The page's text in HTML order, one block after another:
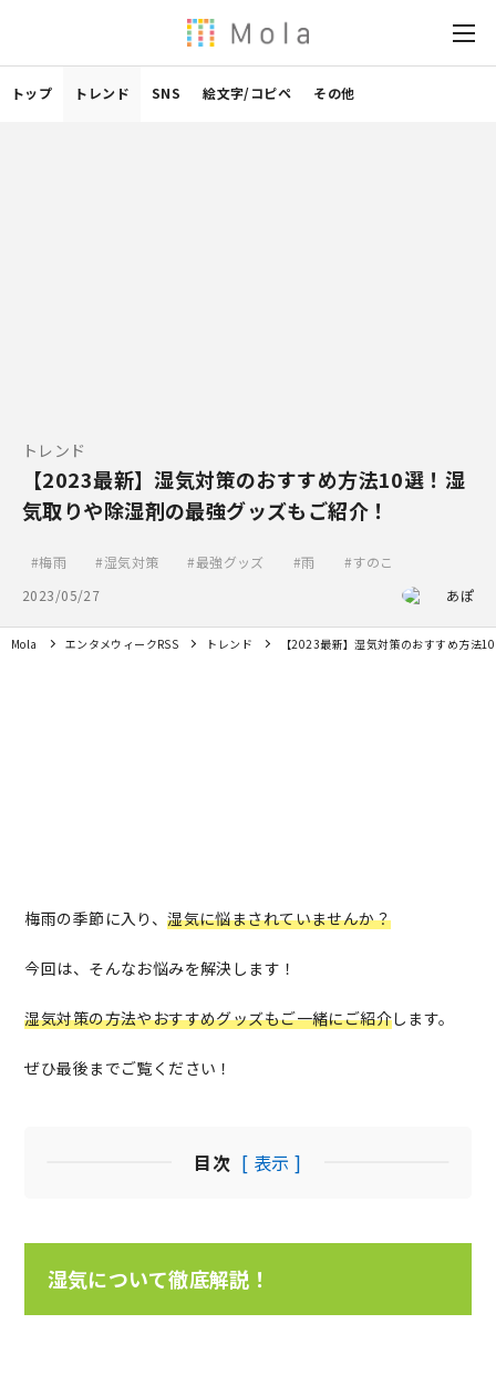
トップ トレンド SNS 絵文字/コピペ その他
トレンド
【2023最新】湿気対策のおすすめ方法10選！湿
気取りや除湿剤の最強グッズもご紹介！
梅雨 湿気対策 最強グッズ 雨
すのこ
2023/05/27
あぽ
Mola エンタメウィークRSS トレンド 【2023最新】湿気対策のおすすめ方法
梅雨の季節に入り、湿気に悩まされていませんか？
今回は、そんなお悩みを解決します！
湿気対策の方法やおすすめグッズもご一緒にご紹介します。
ぜひ最後までご覧ください！
目次 [ 表示 ]
湿気について徹底解説！